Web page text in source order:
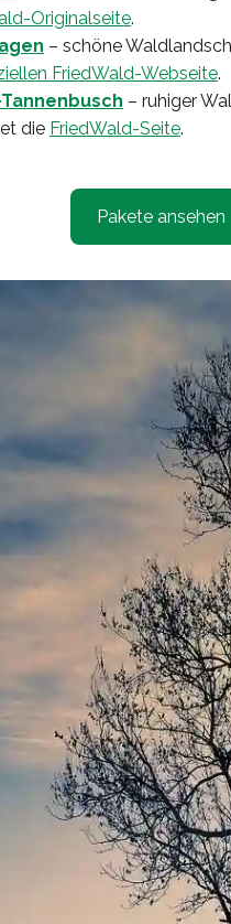
Originalseite.
– schöne
FriedWald-Webseite.
– ruhiger
die FriedWald-Seite.
Pakete ansehen